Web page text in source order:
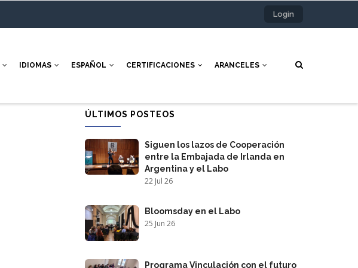
Login
IDIOMAS ESPAÑOL CERTIFICACIONES ARANCELES
ÚLTIMOS POSTEOS
Siguen los lazos de Cooperación
entre la Embajada de Irlanda en
Argentina y el Labo
22 Jul 26
Bloomsday en el Labo
25 Jun 26
Programa Vinculación con el futuro